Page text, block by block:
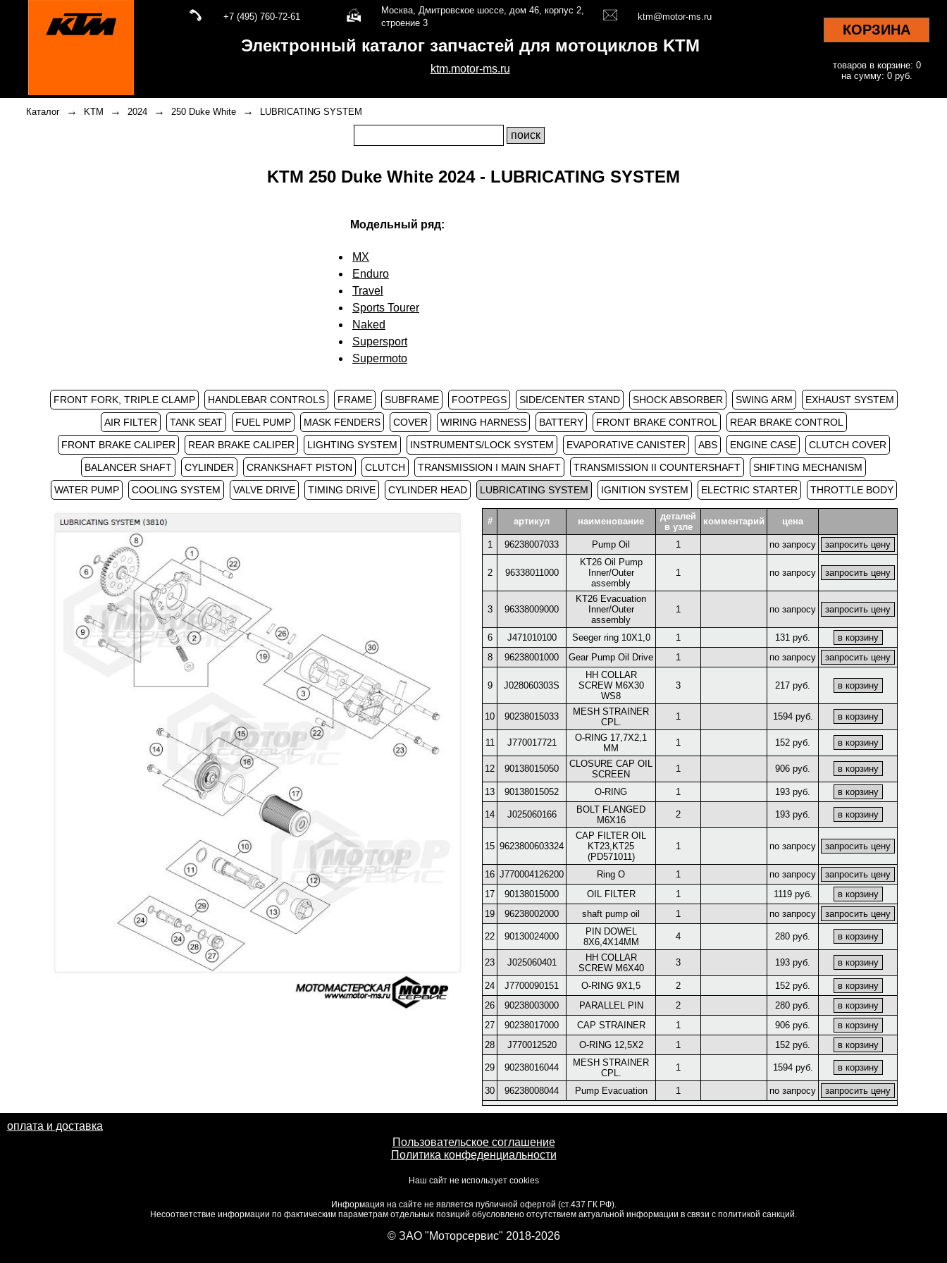
+7 (495) 760-72-61
Москва, Дмитровское шоссе, дом 46, корпус 2,
строение 3
ktm@motor-ms.ru
Электронный каталог запчастей для мотоциклов KTM
ktm.motor-ms.ru
КОРЗИНА
товаров в корзине: 0
на сумму: 0 руб.
Каталог → KTM → 2024 → 250 Duke White → LUBRICATING SYSTEM
KTM 250 Duke White 2024 - LUBRICATING SYSTEM
Модельный ряд:
MX
Enduro
Travel
Sports Tourer
Naked
Supersport
Supermoto
FRONT FORK, TRIPLE CLAMP HANDLEBAR CONTROLS FRAME SUBFRAME FOOTPEGS SIDE/CENTER STAND SHOCK ABSORBER SWING ARM
EXHAUST SYSTEM
AIR FILTER
TANK SEAT FUEL PUMP MASK FENDERS COVER WIRING HARNESS BATTERY FRONT BRAKE CONTROL
REAR BRAKE CONTROL
FRONT BRAKE CALIPER
REAR BRAKE CALIPER LIGHTING SYSTEM INSTRUMENTS/LOCK SYSTEM EVAPORATIVE CANISTER ABS ENGINE CASE
CLUTCH COVER
BALANCER SHAFT
CYLINDER CRANKSHAFT PISTON CLUTCH TRANSMISSION I MAIN SHAFT TRANSMISSION II COUNTERSHAFT
SHIFTING MECHANISM
WATER PUMP
COOLING SYSTEM VALVE DRIVE TIMING DRIVE CYLINDER HEAD LUBRICATING SYSTEM IGNITION SYSTEM ELECTRIC STARTER THROTTLE BODY
# артикул наименование
деталей
в узле
комментарий цена
1 96238007033 Pump Oil 1 по запросу
2 96338011000
KT26 Oil Pump
Inner/Outer
assembly
1 по запросу
3 96338009000
KT26 Evacuation
Inner/Outer
assembly
1 по запросу
6 J471010100 Seeger ring 10X1,0 1
131 руб.
8
96238001000 Gear Pump Oil Drive 1 по запросу
9 J028060303S
HH COLLAR
SCREW M6X30
WS8
3 217 руб.
10 90238015033
MESH STRAINER
CPL.
1 1594 руб.
11 J770017721
O-RING 17,7X2,1
MM
1 152 руб.
12 90138015050
CLOSURE CAP OIL
SCREEN
1 906 руб.
13 90138015052 O-RING 1 193 руб.
14 J025060166
BOLT FLANGED
M6X16
2 193 руб.
15 9623800603324
CAP FILTER OIL
KT23,KT25
(PD571011)
1 по запросу
16 J770004126200 Ring O 1
по запросу
17
90138015000 OIL FILTER 1
1119 руб.
19
96238002000 shaft pump oil 1 по запросу
22 90130024000
PIN DOWEL
8X6,4X14MM
4 280 руб.
23 J025060401
HH COLLAR
SCREW M6X40
3 193 руб.
24 J7700090151 O-RING 9X1,5 2
152 руб.
26
90238003000 PARALLEL PIN 2
280 руб.
27
90238017000 CAP STRAINER 1
906 руб.
28
J770012520 O-RING 12,5X2 1 152 руб.
29 90238016044
MESH STRAINER
CPL.
1 1594 руб.
30 96238008044 Pump Evacuation 1 по запросу
оплата и доставка
Пользовательское соглашение
Политика конфеденциальности
Наш сайт не использует cookies
Информация на сайте не является публичной офертой (ст.437 ГК РФ).
Несоответствие информации по фактическим параметрам отдельных позиций обусловлено отсутствием актуальной информации в связи с политикой санкций.
© ЗАО "Моторсервис" 2018-2026